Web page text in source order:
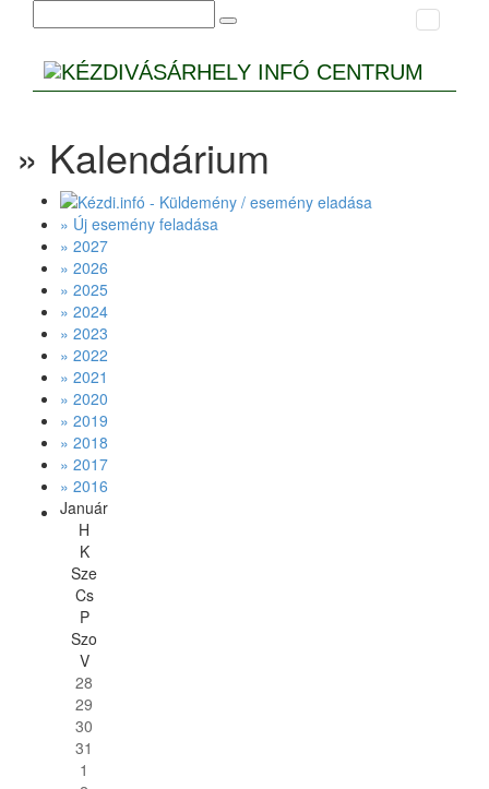
» Kalendárium
» Új esemény feladása
» 2027
» 2026
» 2025
» 2024
» 2023
» 2022
» 2021
» 2020
» 2019
» 2018
» 2017
» 2016
Január
H
K
Sze
Cs
P
Szo
V
28
29
30
31
1